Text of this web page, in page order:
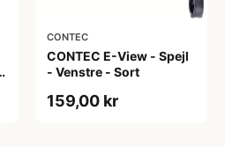
CONTEC
CONTEC E-View - Spejl
- Venstre - Sort
159,00 kr